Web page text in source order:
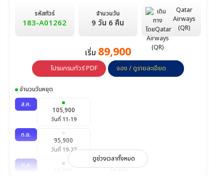
รหัสทัวร์
183-A01262
จำนวนวัน
9 วัน 6 คืน
Qatar
Airways
(QR)
เริ่ม 89,900
โปรแกรมทัวร์ PDF จอง / ดูรายละเอียด
จำนวนวันหยุด
ส.ค.
105,900
วันที่ 11-19
ก.ย.
95,900
วันที่ 19-27
ต.ค.
ดูช่วงเวลาทั้งหมด